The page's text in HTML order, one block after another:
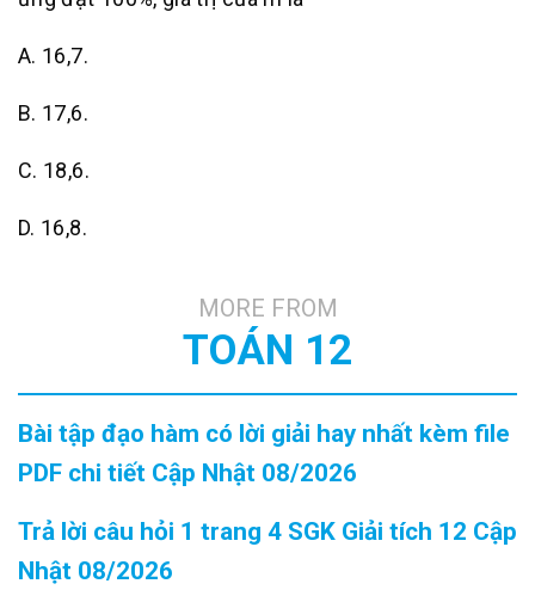
A. 16,7.
B. 17,6.
C. 18,6.
D. 16,8.
MORE FROM
TOÁN 12
Bài tập đạo hàm có lời giải hay nhất kèm file
PDF chi tiết Cập Nhật 08/2026
Trả lời câu hỏi 1 trang 4 SGK Giải tích 12 Cập
Nhật 08/2026